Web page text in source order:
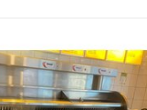
AAN WINKELWAGEN